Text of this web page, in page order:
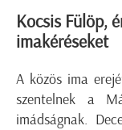
Kocsis Fülöp,
imakéréseket
A közös ima
szentelnek a
imádságnak.